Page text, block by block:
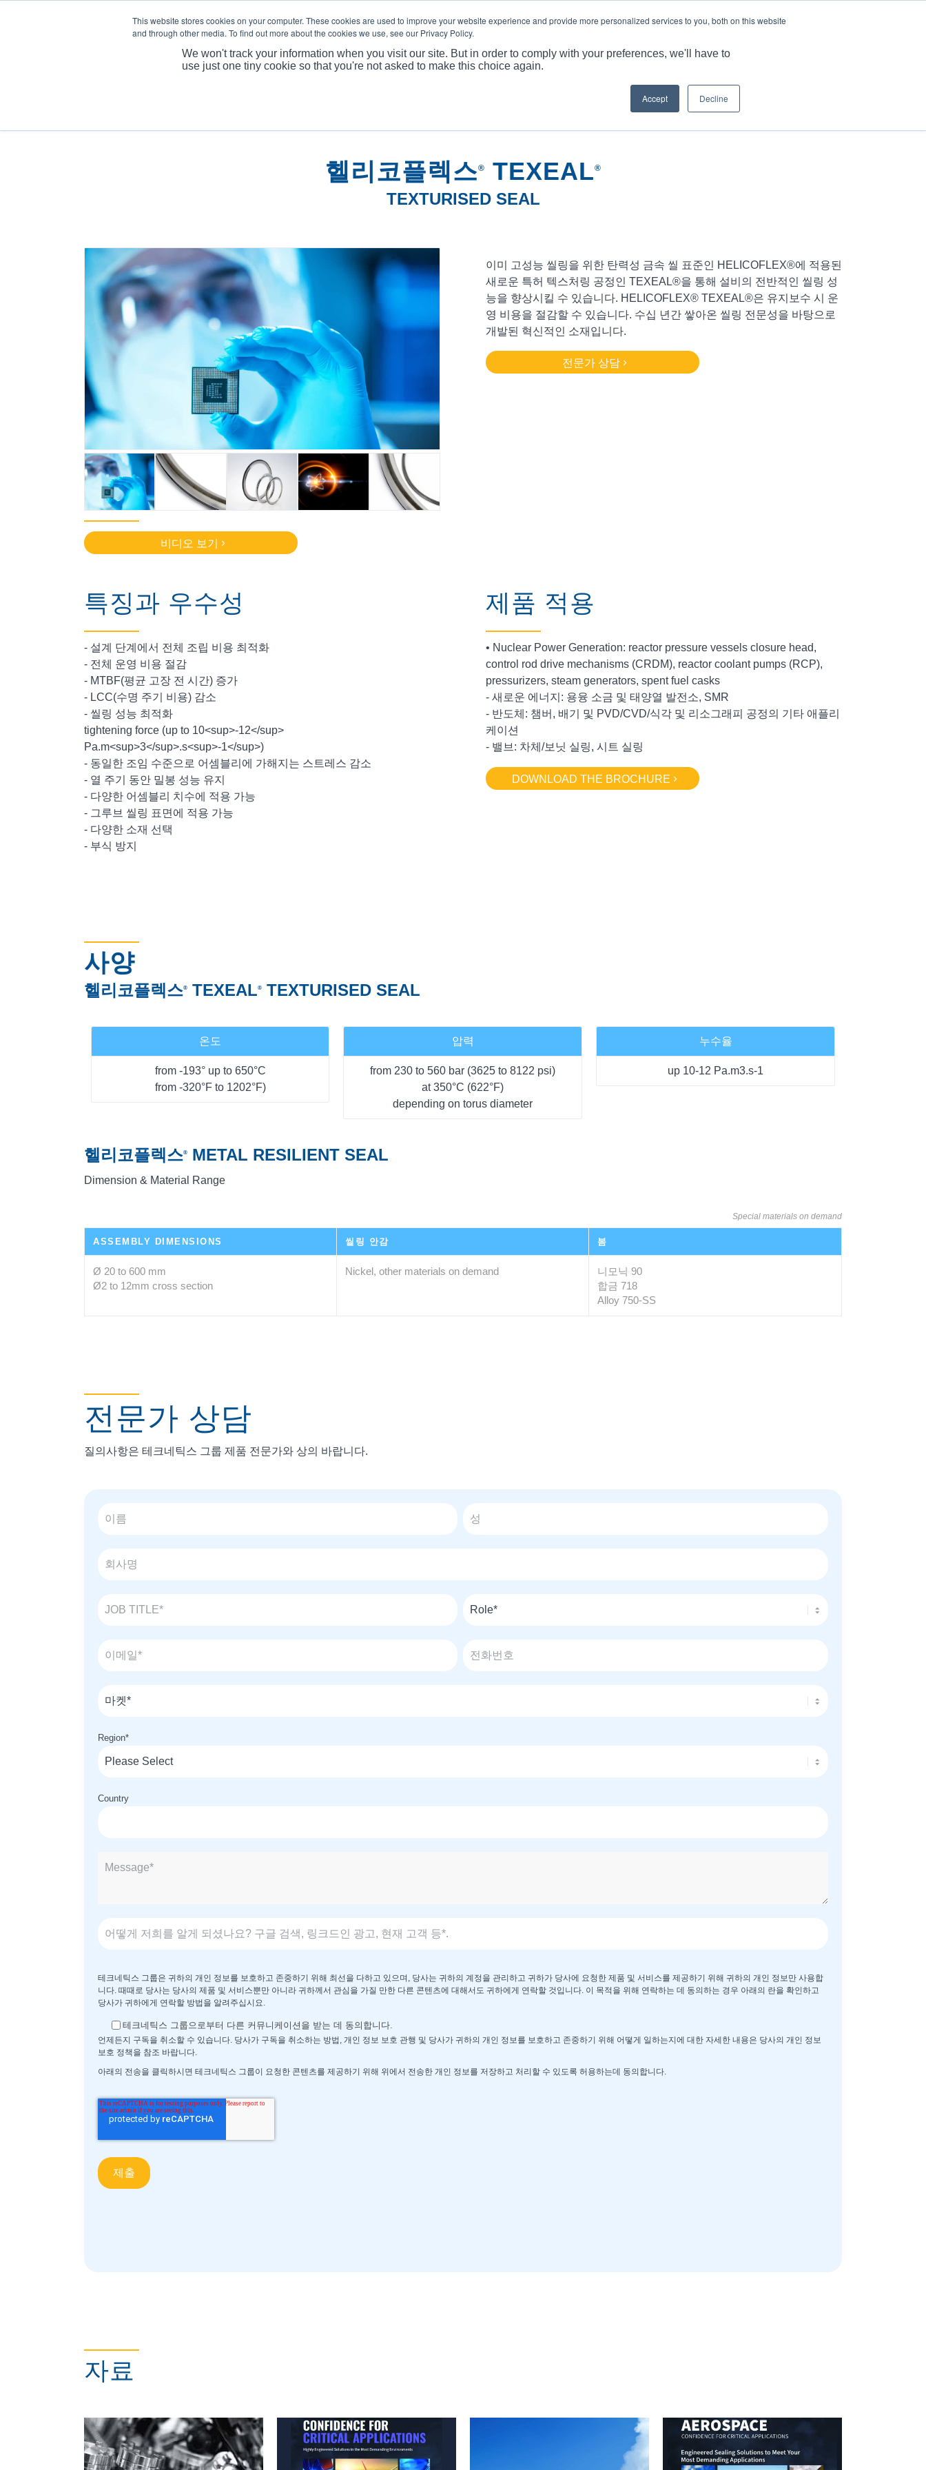
This website stores cookies on your computer. These cookies are used to improve your website experience and provide more personalized services to you, both on this website
and through other media. To find out more about the cookies we use, see our Privacy Policy.
We won't track your information when you visit our site. But in order to comply with your preferences, we'll have to
use just one tiny cookie so that you're not asked to make this choice again.
Accept Decline
회사 프로필 제품 MARKET 애플리케이션
현재 위치: 홈 헬리코플렉스® 텍스실® 텍스처라이즈드 에스...
헬리코플렉스® TEXEAL®
TEXTURISED SEAL
비디오 보기
이미 고성능 씰링을 위한 탄력성 금속 씰 표준인 HELICOFLEX®에 적용된
새로운 특허 텍스처링 공정인 TEXEAL®을 통해 설비의 전반적인 씰링 성
능을 향상시킬 수 있습니다. HELICOFLEX® TEXEAL®은 유지보수 시 운
영 비용을 절감할 수 있습니다. 수십 년간 쌓아온 씰링 전문성을 바탕으로
개발된 혁신적인 소재입니다.
전문가 상담
특징과 우수성
- 설계 단계에서 전체 조립 비용 최적화
- 전체 운영 비용 절감
- MTBF(평균 고장 전 시간) 증가
- LCC(수명 주기 비용) 감소
- 씰링 성능 최적화
tightening force (up to 10<sup>-12</sup>
Pa.m<sup>3</sup>.s<sup>-1</sup>)
- 동일한 조임 수준으로 어셈블리에 가해지는 스트레스 감소
- 열 주기 동안 밀봉 성능 유지
- 다양한 어셈블리 치수에 적용 가능
- 그루브 씰링 표면에 적용 가능
- 다양한 소재 선택
- 부식 방지
제품 적용
• Nuclear Power Generation: reactor pressure vessels closure head,
control rod drive mechanisms (CRDM), reactor coolant pumps (RCP),
pressurizers, steam generators, spent fuel casks
- 새로운 에너지: 용융 소금 및 태양열 발전소, SMR
- 반도체: 챔버, 배기 및 PVD/CVD/식각 및 리소그래피 공정의 기타 애플리
케이션
- 밸브: 차체/보닛 실링, 시트 실링
DOWNLOAD THE BROCHURE
사양
헬리코플렉스® TEXEAL® TEXTURISED SEAL
온도
from -193° up to 650°C
from -320°F to 1202°F)
압력
from 230 to 560 bar (3625 to 8122 psi)
at 350°C (622°F)
depending on torus diameter
누수율
up 10-12 Pa.m3.s-1
헬리코플렉스® METAL RESILIENT SEAL
Dimension & Material Range
Special materials on demand
ASSEMBLY DIMENSIONS 씰링 안감 봄
Ø 20 to 600 mm
Ø2 to 12mm cross section
Nickel, other materials on demand
니모닉 90
합금 718
Alloy 750-SS
전문가 상담
질의사항은 테크네틱스 그룹 제품 전문가와 상의 바랍니다.
Region*
Country
테크네틱스 그룹은 귀하의 개인 정보를 보호하고 존중하기 위해 최선을 다하고 있으며, 당사는 귀하의 계정을 관리하고 귀하가 당사에 요청한 제품 및 서비스를 제공하기 위해 귀하의 개인 정보만 사용합
니다. 때때로 당사는 당사의 제품 및 서비스뿐만 아니라 귀하께서 관심을 가질 만한 다른 콘텐츠에 대해서도 귀하에게 연락할 것입니다. 이 목적을 위해 연락하는 데 동의하는 경우 아래의 란을 확인하고
당사가 귀하에게 연락할 방법을 알려주십시요.
테크네틱스 그룹으로부터 다른 커뮤니케이션을 받는 데 동의합니다.
언제든지 구독을 취소할 수 있습니다. 당사가 구독을 취소하는 방법, 개인 정보 보호 관행 및 당사가 귀하의 개인 정보를 보호하고 존중하기 위해 어떻게 일하는지에 대한 자세한 내용은 당사의 개인 정보
보호 정책을 참조 바랍니다.
아래의 전송을 클릭하시면 테크네틱스 그룹이 요청한 콘텐츠를 제공하기 위해 위에서 전송한 개인 정보를 저장하고 처리할 수 있도록 허용하는데 동의합니다.
자료